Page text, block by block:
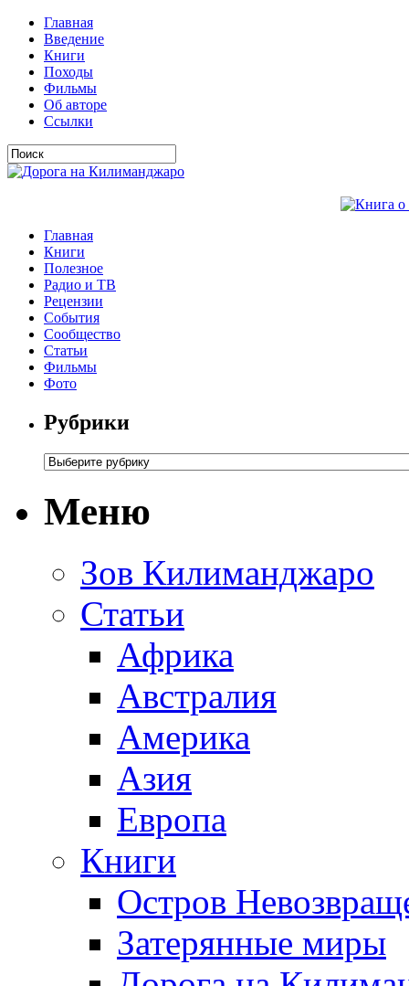
Главная
Введение
Книги
Походы
Фильмы
Об авторе
Ссылки
Главная
Книги
Полезное
Радио и ТВ
Рецензии
События
Сообщество
Статьи
Фильмы
Фото
Рубрики
Меню
Зов Килиманджаро
Статьи
Африка
Австралия
Америка
Азия
Европа
Книги
Остров
Затерянные миры